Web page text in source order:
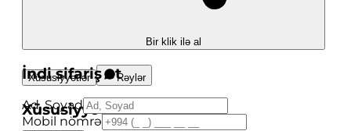
Bir klik ilə al
İndi sifariş et
Ad, Soyad
Mobil nömrə
Xüsusiyyətlər Rəylər
Xüsusiyyətlər